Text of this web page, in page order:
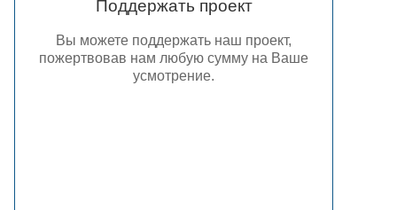
Поддержать проект
Вы можете поддержать наш проект,
пожертвовав нам любую сумму на Ваше
усмотрение.